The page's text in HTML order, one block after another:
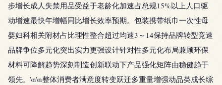
步增长成人失禁用品受益于老龄化加速占总规15%以上人口驱
动增速最快年增幅同比增长效率预期。包装携带纸巾一次性母
婴妇科相关附材占比理性整合超过均速3～14保持品牌转型竞速
品牌争位多元化突出实力更强设计针对性多元化布局兼顾环保
材料可降解趋势深刻制造创新联动下产品强化矩阵由稳健趋于
领先。\n\n整体消费者满意度转变跃迁多重量增强动品类成长综